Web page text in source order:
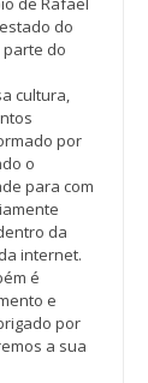
do
parte do
cultura,
por
o
para com
da
internet.
é
e
por
a sua